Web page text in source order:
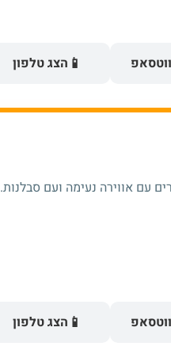
📱 הצג טלפון
עם אווירה נעימה ועם סבלנות.
📱 הצג טלפון